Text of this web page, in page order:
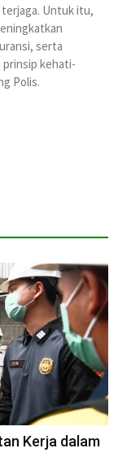
Untuk itu,
serta
kehati-
Polis.
Kerja dalam